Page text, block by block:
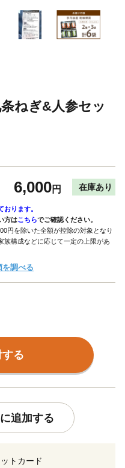
ねぎ&人参セッ
6,000円 在庫あり
おります。
方はこちらでご確認ください。
円を除いた全額が控除の対象となり
族構成などに応じて一定の上限があ
を調べる
る
追加する
トカード